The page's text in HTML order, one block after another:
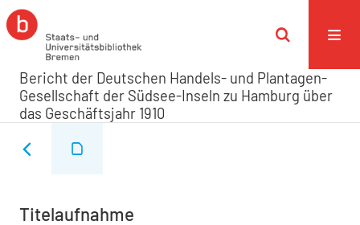
Bericht der Deutschen Handels- und Plantagen-
Gesellschaft der Südsee-Inseln zu Hamburg über
das Geschäftsjahr 1910
Titelaufnahme